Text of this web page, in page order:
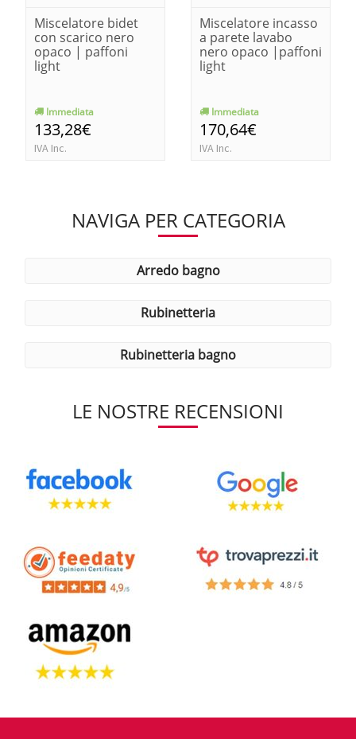
Miscelatore bidet
con scarico nero
opaco | paffoni
light
Immediata
133,28€
IVA Inc.
Miscelatore incasso
a parete lavabo
nero opaco |paffoni
light
Immediata
170,64€
IVA Inc.
NAVIGA PER CATEGORIA
arredo bagno
rubinetteria
rubinetteria bagno
LE NOSTRE RECENSIONI